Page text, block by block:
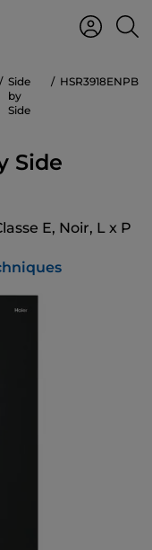
Side
by
Side
HSR3918ENPB
Side
E, Noir, L x P